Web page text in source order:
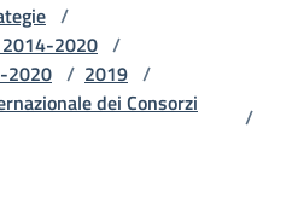
/
2014-2020 /
2020 / 2019 /
dei Consorzi
/